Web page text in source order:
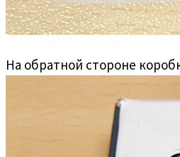
На обратной стороне